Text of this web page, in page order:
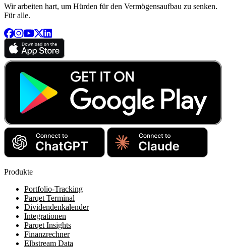
Wir arbeiten hart, um Hürden für den Vermögensaufbau zu senken.
Für alle.
Produkte
Portfolio-Tracking
Parqet Terminal
Dividendenkalender
Integrationen
Parqet Insights
Finanzrechner
Elbstream Data